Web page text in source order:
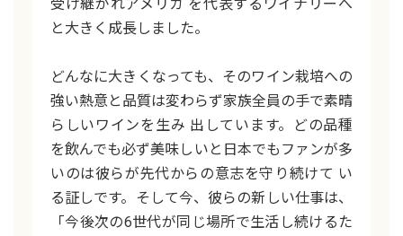
受け継がれアメリカ を代表するワイナリーへ
と大きく成長しました。
どんなに大きくなっても、そのワイン栽培への
強い熱意と品質は変わらず家族全員の手で素晴
らしいワインを生み 出しています。どの品種
を飲んでも必ず美味しいと日本でもファンが多
いのは彼らが先代からの意志を守り続けて い
る証しです。そして今、彼らの新しい仕事は、
「今後次の6世代が同じ場所で生活し続けるた